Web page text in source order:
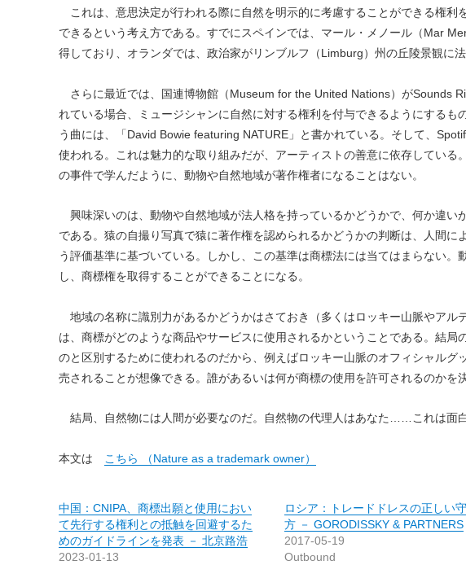
これは、意思決定が行われる際に自然を明示的に考慮することができる権利
できるという考え方である。すでにスペインでは、マール・メノール（Mar
得しており、オランダでは、政治家がリンブルフ（Limburg）州の丘陵景観に
さらに最近では、国連博物館（Museum for the United Nations）がSounds
れている場合、ミュージシャンに自然に対する権利を付与できるようにする
う曲には、「David Bowie featuring NATURE」と書かれている。そして、
使われる。これは魅力的な取り組みだが、アーティストの善意に依存してい
の事件で学んだように、動物や自然地域が著作権者になることはない。
興味深いのは、動物や自然地域が法人格を持っているかどうかで、何か違い
である。猿の自撮り写真で猿に著作権を認められるかどうかの判断は、人間
う評価基準に基づいている。しかし、この基準は商標法には当てはまらない
し、商標権を取得することができることになる。
地域の名称に識別力があるかどうかはさておき（多くはロッキー山脈やアル
は、商標がどのような商品やサービスに使用されるかということである。結
のと区別するために使われるのだから、例えばロッキー山脈のオフィシャルグ
売されることが想像できる。誰があるいは何が商標の使用を許可されるのか
結局、自然物には人間が必要なのだ。自然物の代理人はあなた……これは面白
本文は こちら （Nature as a trademark owner）
中国：CNIPA、商標出願と使用におい
て先行する権利との抵触を回避するた
めのガイドラインを発表 － 北京路浩
2023-01-13
ロシア：トレードドレスの正しい
方 － GORODISSKY & PARTNERS
2017-05-19
Outbound